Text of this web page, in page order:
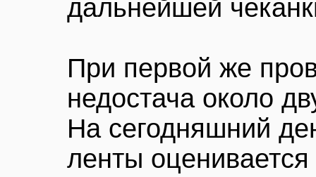
дальнейшей
При первой же
недостача около
На сегодняшний
ленты